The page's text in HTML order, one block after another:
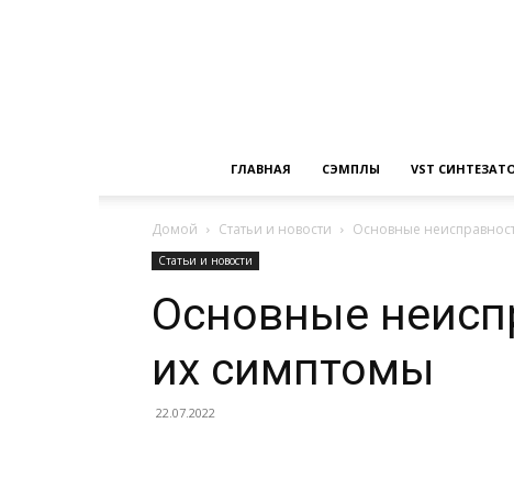
ГЛАВНАЯ СЭМПЛЫ VST
Домой Статьи и новости Основные
Статьи и новости
Основные
их симптомы
22.07.2022